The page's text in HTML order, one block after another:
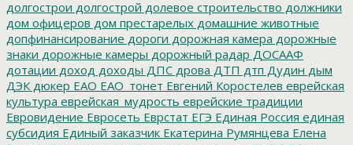
долгострои долгострой долевое строительство должники
дом офицеров дом престарелых домашние животные
допфинансирование дороги дорожная камера дорожные
знаки дорожные камеры дорожный радар ДОСААФ
дотации доход доходы ДПС дрова ДТП дтп Дудин дым
ДЭК дюкер ЕАО ЕАО_тонет Евгений Коростелев еврейская
культура еврейская_мудрость еврейские традиции
Евровидение Евросеть Еврстат ЕГЭ Единая Россия единая
субсидия Единый заказчик Екатерина Румянцева Елена